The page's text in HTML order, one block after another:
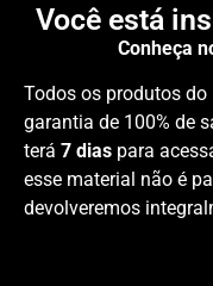
Você está
Conheça
Todos os produtos
garantia de 100% de
terá 7 dias para
esse material não é
devolveremos